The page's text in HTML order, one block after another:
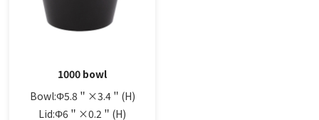
1000 bowl
Bowl:Φ5.8＂×3.4＂(H)
Lid:Φ6＂×0.2＂(H)